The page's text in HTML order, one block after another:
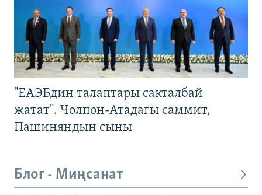
"ЕАЭБдин талаптары сакталбай
жатат". Чолпон-Атадагы саммит,
Пашиняндын сыны
Блог - Миңсанат